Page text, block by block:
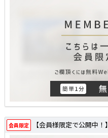
会員限定 【会員様限定で公開中！】